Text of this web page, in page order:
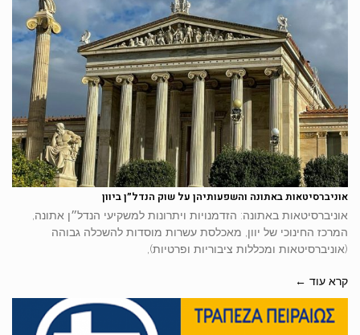
אוניברסיטאות באתונה והשפעותיהן על שוק הנדל״ן ביוון
אוניברסיטאות באתונה: הזדמנויות ויתרונות למשקיעי הנדל״ן אתונה,
המרכז החינוכי של יוון, מאכלסת עשרות מוסדות להשכלה גבוהה
(אוניברסיטאות ומכללות ציבוריות ופרטיות),
קרא עוד ←